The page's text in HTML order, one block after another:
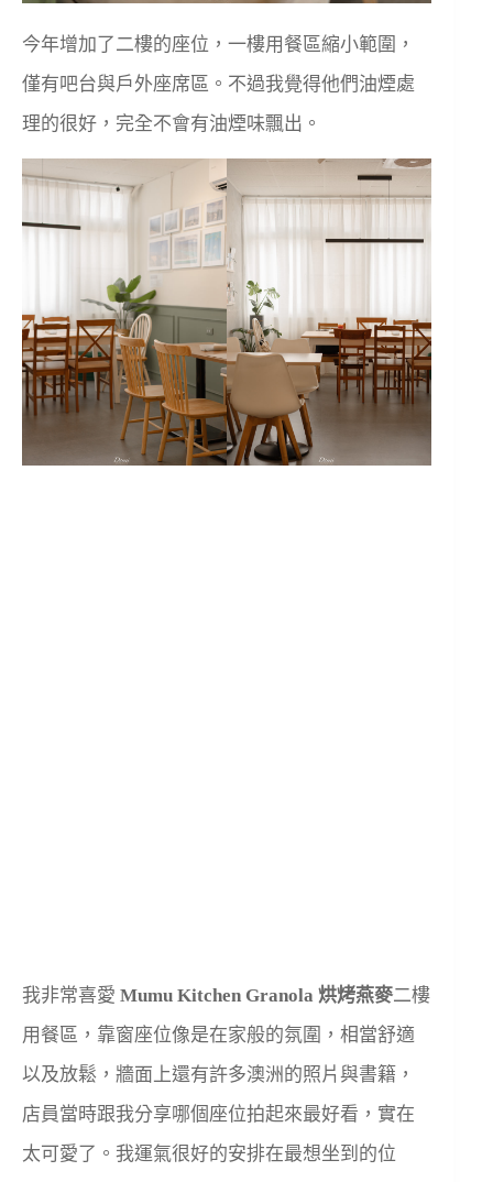
今年增加了二樓的座位，一樓用餐區縮小範圍，
僅有吧台與戶外座席區。不過我覺得他們油煙處
理的很好，完全不會有油煙味飄出。
我非常喜愛 Mumu Kitchen Granola 烘烤燕麥二樓
用餐區，靠窗座位像是在家般的氛圍，相當舒適
以及放鬆，牆面上還有許多澳洲的照片與書籍，
店員當時跟我分享哪個座位拍起來最好看，實在
太可愛了。我運氣很好的安排在最想坐到的位